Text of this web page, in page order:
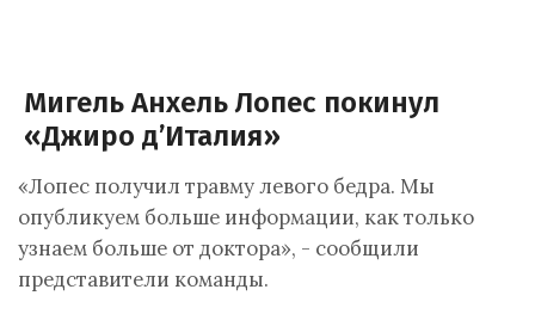
Мигель Анхель Лопес покинул
«Джиро д’Италия»
«Лопес получил травму левого бедра. Мы
опубликуем больше информации, как только
узнаем больше от доктора», - сообщили
представители команды.